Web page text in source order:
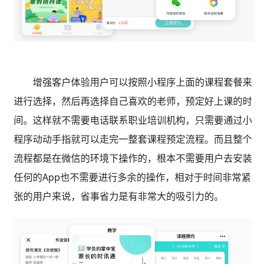
增强客户体验用户可以按照小程序上面的课程套餐来
进行选择，然后再选择自己喜欢的老师，预定好上课的时
间。这样就不需要电话联系职业培训机构，只需要通过小
程序动动手指就可以走完一整套课程预定流程。而且整个
流程都是在微信的环境下操作的，根本不需要用户去安装
任何的App也不需要进行多余的操作，相对于时间非常紧
张的用户来说，省事省力是有非常大的吸引力的。